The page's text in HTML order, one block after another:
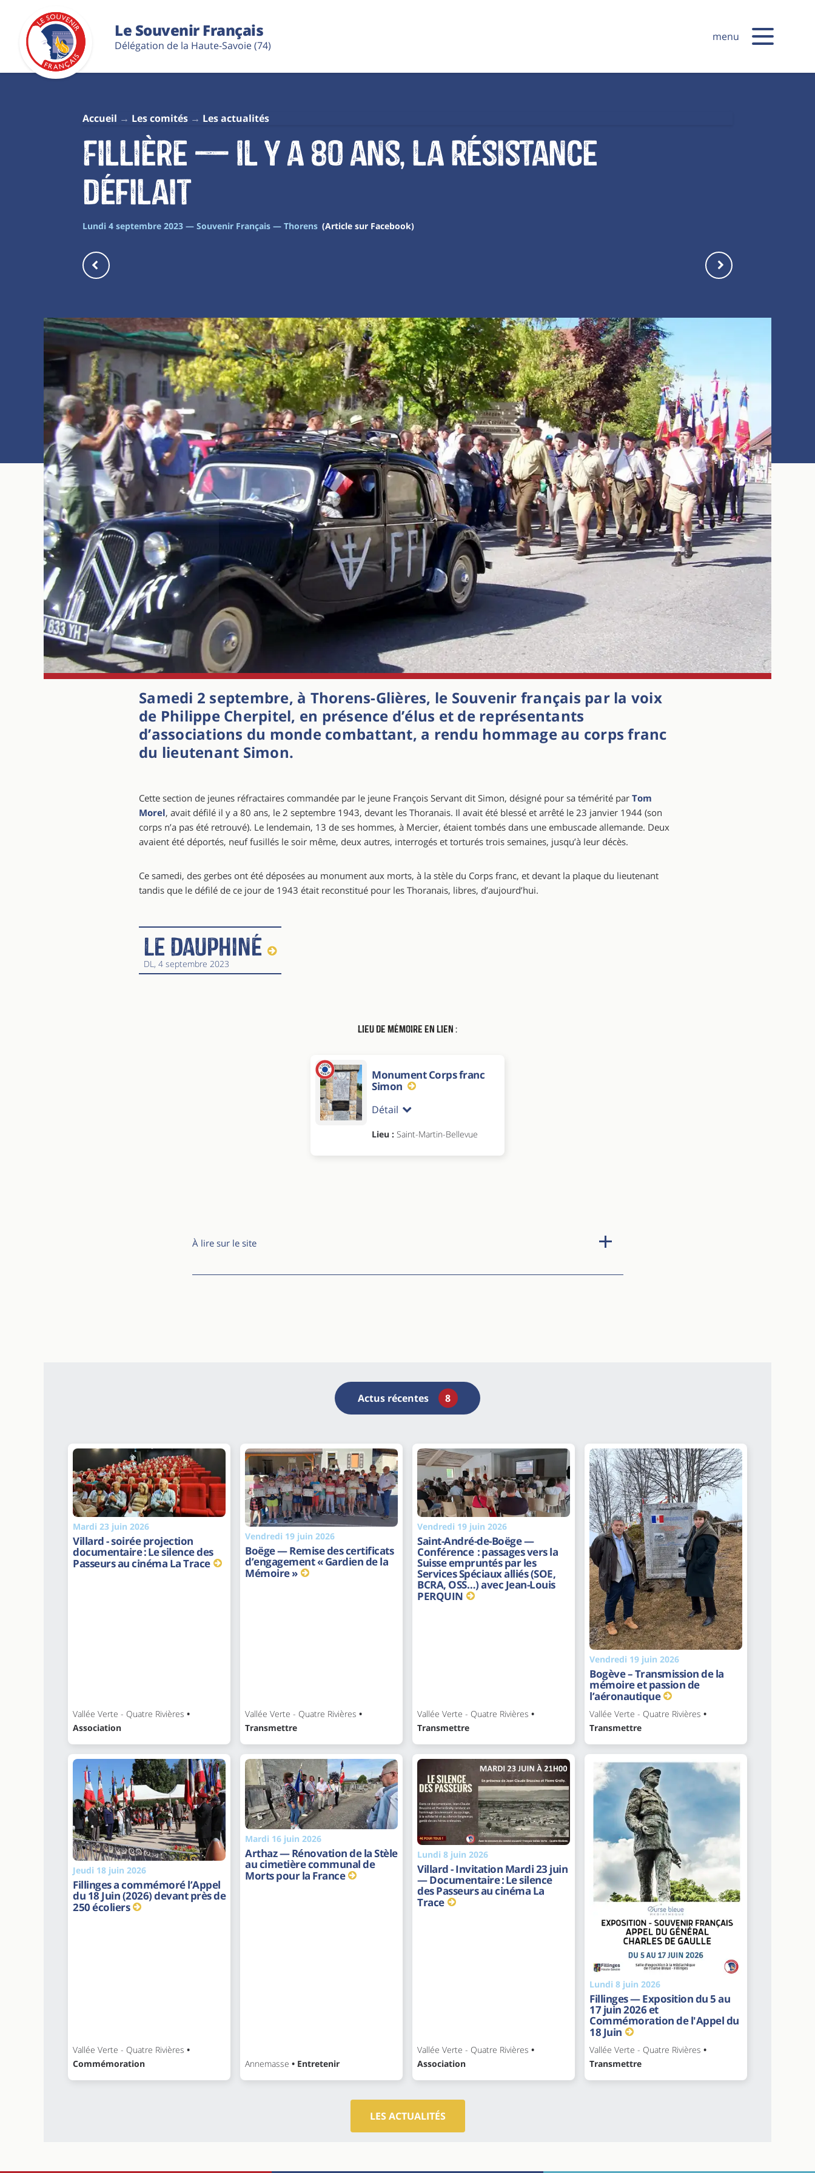
Le Souvenir Français
Délégation de la Haute-Savoie (74)
menu
Accueil Les comités Les actualités
Fillière — Il y a 80 ans, la Résistance
défilait
Lundi 4 septembre 2023 — Souvenir Français — Thorens (Article sur Facebook)
Samedi 2 septembre, à Thorens-Glières, le Souvenir français par la voix
de Philippe Cherpitel, en présence d’élus et de représentants
d’associations du monde combattant, a rendu hommage au corps franc
du lieutenant Simon.
Cette section de jeunes réfractaires commandée par le jeune François Servant dit Simon, désigné pour sa témérité par Tom
Morel, avait défilé il y a 80 ans, le 2 septembre 1943, devant les Thoranais. Il avait été blessé et arrêté le 23 janvier 1944 (son
corps n’a pas été retrouvé). Le lendemain, 13 de ses hommes, à Mercier, étaient tombés dans une embuscade allemande. Deux
avaient été déportés, neuf fusillés le soir même, deux autres, interrogés et torturés trois semaines, jusqu’à leur décès.
Ce samedi, des gerbes ont été déposées au monument aux morts, à la stèle du Corps franc, et devant la plaque du lieutenant
tandis que le défilé de ce jour de 1943 était reconstitué pour les Thoranais, libres, d’aujourd’hui.
Le Dauphiné
DL , 4 septembre 2023
Lieu de mémoire en lien :
Monument Corps franc
Simon
Détail
Lieu : Saint-Martin-Bellevue
À lire sur le site
Actus récentes 8
Mardi 23 juin 2026
Villard - soirée projection
documentaire : Le silence des
Passeurs au cinéma La Trace
Vallée Verte - Quatre Rivières •
Association
Vendredi 19 juin 2026
Boëge — Remise des certificats
d’engagement « Gardien de la
Mémoire »
Vallée Verte - Quatre Rivières •
Transmettre
Vendredi 19 juin 2026
Saint-André-de-Boëge —
Conférence : passages vers la
Suisse empruntés par les
Services Spéciaux alliés (SOE,
BCRA, OSS…) avec Jean-Louis
PERQUIN
Vallée Verte - Quatre Rivières •
Transmettre
Vendredi 19 juin 2026
Bogève – Transmission de la
mémoire et passion de
l’aéronautique
Vallée Verte - Quatre Rivières •
Transmettre
Jeudi 18 juin 2026
Fillinges a commémoré l’Appel
du 18 Juin (2026) devant près de
250 écoliers
Vallée Verte - Quatre Rivières •
Commémoration
Mardi 16 juin 2026
Arthaz — Rénovation de la Stèle
au cimetière communal de
Morts pour la France
Annemasse • Entretenir
Lundi 8 juin 2026
Villard - Invitation Mardi 23 juin
— Documentaire : Le silence
des Passeurs au cinéma La
Trace
Vallée Verte - Quatre Rivières •
Association
Lundi 8 juin 2026
Fillinges — Exposition du 5 au
17 juin 2026 et
Commémoration de l'Appel du
18 Juin
Vallée Verte - Quatre Rivières •
Transmettre
LES ACTUALITÉS